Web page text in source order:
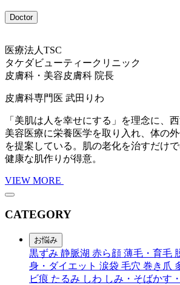
Doctor
医療法人TSC
タケダビューティークリニック
皮膚科・美容皮膚科 院長
皮膚科専門医 武田りわ
「美肌は人を幸せにする」を理念に、
美容医療に栄養医学を取り入れ、体の
を提案している。肌の老化を治すだけ
健康な肌作りが得意。
VIEW MORE
CATEGORY
お悩み
黒ずみ 静脈湖 赤ら顔 薄毛・育毛
身・ダイエット 涙袋 毛穴 巻き爪
ビ痕 たるみ しわ しみ・そばかす